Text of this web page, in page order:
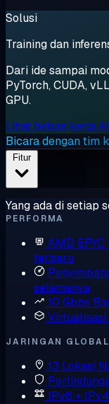
Solusi
Training dan
Dari ide sampai
PyTorch, CUDA,
GPU.
Lihat beban kerja
Bicara dengan tim
Fitur
Yang ada di setiap
PERFORMA
AMD EPYC
terbaru
selamanya
10 Gbps
Virtualisasi
JARINGAN GLOBAL
13 Lokasi
IPv6 +